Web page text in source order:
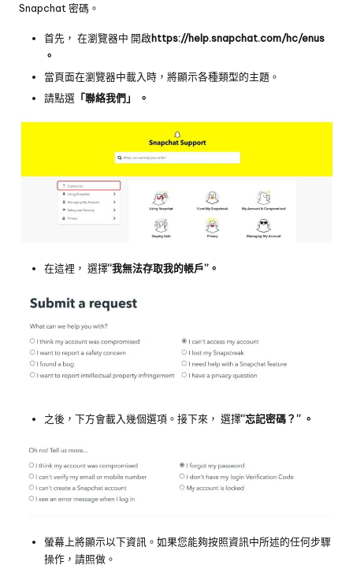
Snapchat 密碼。
首先， 在瀏覽器中 開啟https://help.snapchat.com/hc/enus
。
當頁面在瀏覽器中載入時，將顯示各種類型的主題。
請點選 「聯絡我們」 。
在這裡， 選擇“我無法存取我的帳戶”。
之後，下方會載入幾個選項。接下來， 選擇“忘記密碼？” 。
螢幕上將顯示以下資訊。如果您能夠按照資訊中所述的任何步驟
操作，請照做。